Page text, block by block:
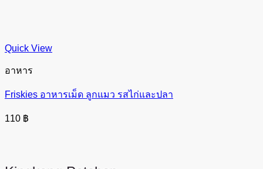
Quick View
อาหาร
Friskies อาหารเม็ด ลูกแมว รสไก่และปลา
110 ฿